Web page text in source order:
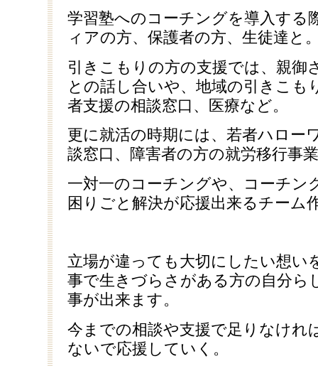
学習塾へのコーチングを導入する
ィアの方、保護者の方、生徒達と
引きこもりの方の支援では、親御
との話し合いや、地域の引きこも
者支援の相談窓口、医療など。
更に就活の時期には、若者ハロー
談窓口、障害者の方の就労移行事
一対一のコーチングや、コーチン
困りごと解決が応援出来るチーム
立場が違っても大切にしたい想い
事で生きづらさがある方の自分ら
事が出来ます。
今までの相談や支援で足りなけれ
ないで応援していく。